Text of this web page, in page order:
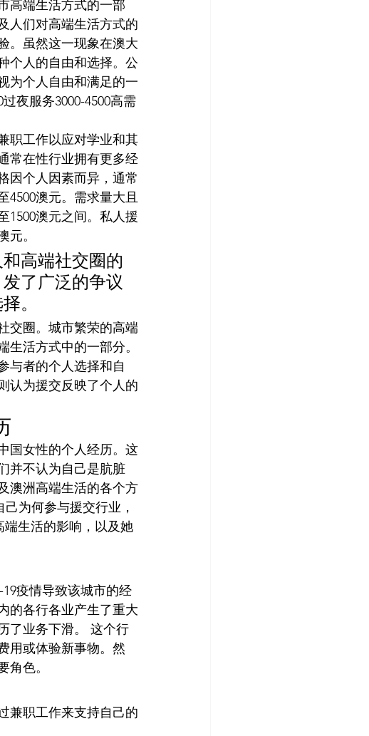
高端生活方式的一部
人们对高端生活方式的
。虽然这一现象在澳大
个人的自由和选择。公
为个人自由和满足的一
夜服务3000-4500高需
职工作以应对学业和其
常在性行业拥有更多经
因个人因素而异，通常
4500澳元。需求量大且
1500澳元之间。私人援
元。
高端社交圈的
了广泛的争议
。
交圈。城市繁荣的高端
活方式中的一部分。
与者的个人选择和自
认为援交反映了个人的
国女性的个人经历。这
并不认为自己是肮脏
澳洲高端生活的各个方
为何参与援交行业，
端生活的影响，以及她
疫情导致该城市的经
的各行各业产生了重大
了业务下滑。 这个行
用或体验新事物。然
色。
兼职工作来支持自己的